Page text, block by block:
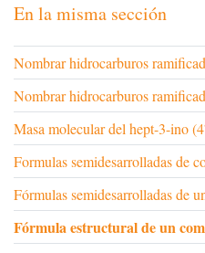
En la misma sección
Nombrar hidrocarburos
Nombrar hidrocarburos
Masa molecular del hept-3-ino
Formulas semidesarrolladas de
Fórmulas semidesarrolladas de
Fórmula estructural de un